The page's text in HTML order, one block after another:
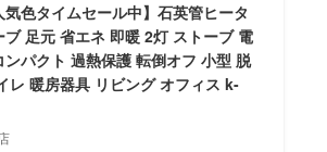
気色タイムセール中】石英管ヒータ
ブ 足元 省エネ 即暖 2灯 ストーブ 電
パクト 過熱保護 転倒オフ 小型 脱
レ 暖房器具 リビング オフィス k-